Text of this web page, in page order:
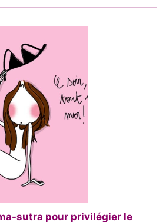
sutra pour privilégier le